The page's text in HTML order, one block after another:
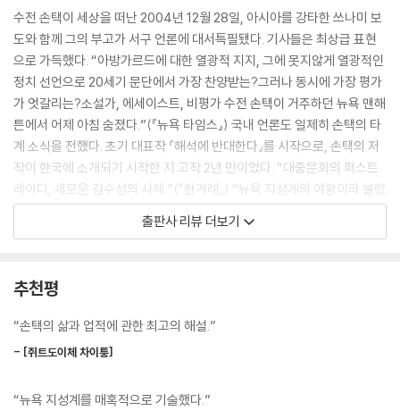
적인 행위로 간주되는 반면에, 여성은 자신의 분노를 분명히 표현하기를
지나치게 두려워한다고 말했다.
---「반半유배 상태로 1972-1975」중에서
애니 리버비츠는 손택이 사망한 뒤 손택이 “단지 친구일 뿐”이었던 것처럼
행동해서 텔레비전 풍자 프로그램 「데일리쇼The Daily Show」중에서에
서 놀림감이 되기 전까지 그들의 오랜 관계를 공개적으로 인정하지 않았
다. 2006년 말, 리버비츠는 『샌프란시스코 크로니클』에서 이렇게 밝혔다.
“우리는 ‘동반자’나 ‘파트너’와 같은 단어를 끔찍이 싫어했습니다. 수전은
그런 단어를 절대 사용하지 않았죠. 저도 마찬가지였고요. (…) 우리 관계
는 모든 차원을 포함했습니다. 파란만장했죠. (…) 무슨 말이냐면, 우리는
인생을 살아가며 서로를 도왔다는 겁니다. 우리를 ‘연인들’이라고 불러주
만은 확실히 하죠. 전 수전을 사랑합니다. 그 점에서는 거리낄 게 없어요.”
어느 날 아침 와일리가 병실에 들어갔을 때, 수척해진 손택이 침대에 누워
했습니다. 그런데 제가 팔에 손을 대니까 손택이 갑자기 정신을 차리며 말
수전 손택이 세상을 떠난 2004년 12월 28일, 아시아를 강타한 쓰나미 보
도와 함께 그의 부고가 서구 언론에 대서특필됐다. 기사들은 최상급 표현
으로 가득했다. “아방가르드에 대한 열광적 지지, 그에 못지않게 열광적인
정치 선언으로 20세기 문단에서 가장 찬양받는?그러나 동시에 가장 평가
가 엇갈리는?소설가, 에세이스트, 비평가 수전 손택이 거주하던 뉴욕 맨해
튼에서 어제 아침 숨졌다.”(『뉴욕 타임스』) 국내 언론도 일제히 손택의 타
계 소식을 전했다. 초기 대표작 『해석에 반대한다』를 시작으로, 손택의 저
작이 한국에 소개되기 시작한 지 고작 2년 만이었다. “대중문화의 퍼스트
레이디, 새로운 감수성의 사제.”(『한겨례』) “뉴욕 지성계의 여왕이라 불렸
던 작가이자 평론가.”(『한국일보』) “행동하는 미 지성.”(『동아일보』)
아우라, 무한한 관심사의 파노라마, 관습에 반하는 저항적 범주, 삶의 열정
과 학식에 대한 열망, 내면의 양면성과 복잡성이 있다. 스스로를 열광적인
입각해 전후戰後 비평계가 공유하던 틀을 깨부수고 기존에 확립되었다고
를 놀라게 했다. “해석이란 지식인이 예술작품에 가하는 복수다.”(1966)
출판사 리뷰 더보기
추천평
“손택의 삶과 업적에 관한 최고의 해설.”
- [쥐트도이체 차이퉁]
“뉴욕 지성계를 매혹적으로 기술했다.”